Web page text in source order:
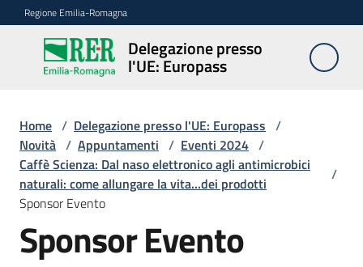
Vai al contenuto
Vai alla navigazione
Vai al footer
Regione Emilia-Romagna
Delegazione presso
l'UE: Europass
Delegazione
presso l'UE:
Novità
Pareri
EFSA
Home / Delegazione presso l'UE: Europass /
Novità / Appuntamenti / Eventi 2024 /
Caffè Scienza: Dal naso elettronico agli antimicrobici
naturali: come allungare la vita...dei prodotti
/
Sponsor Evento
Sponsor Evento